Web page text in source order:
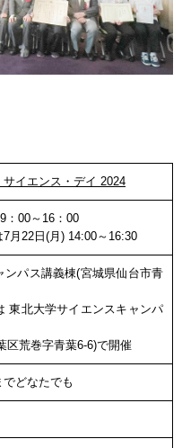
イエンス・デイ 2024
：00～16：00
月22日(月) 14:00～16:30
ンパス講義棟(宮城県仙台市青
東北大学サイエンスキャンパ
荒巻字青葉6-6)で開催
どなたでも